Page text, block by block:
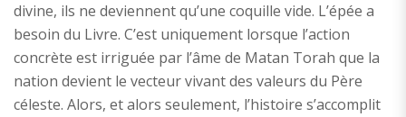
divine, ils ne deviennent qu’une coquille vide. L’épée a
besoin du Livre. C’est uniquement lorsque l’action
concrète est irriguée par l’âme de Matan Torah que la
nation devient le vecteur vivant des valeurs du Père
céleste. Alors, et alors seulement, l’histoire s’accomplit